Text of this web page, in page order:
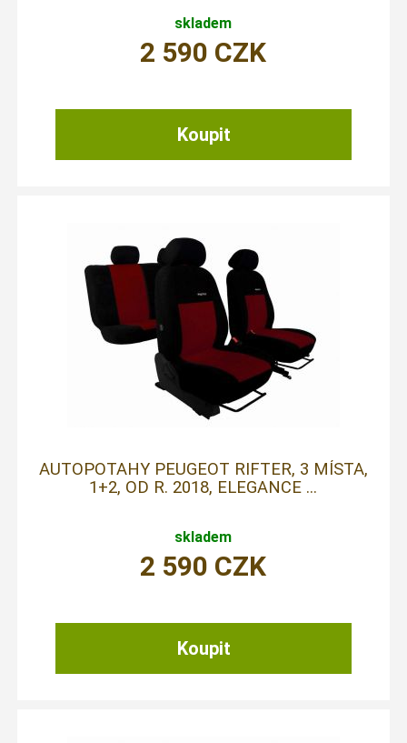
skladem
2 590 CZK
AUTOPOTAHY PEUGEOT RIFTER, 3 MÍSTA,
1+2, OD R. 2018, ELEGANCE ...
skladem
2 590 CZK